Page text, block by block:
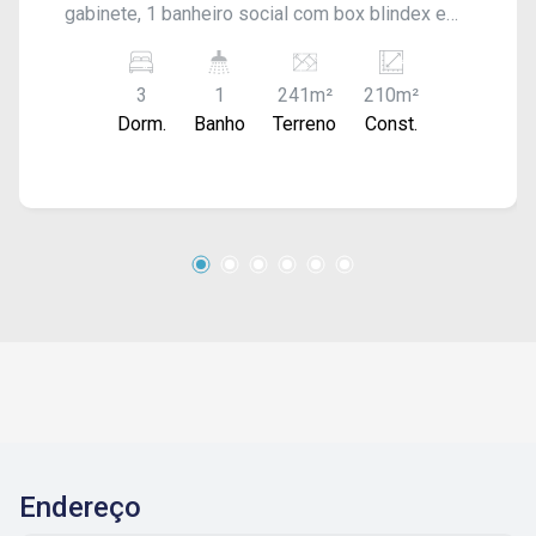
gabinete, 1 banheiro social com box blindex e
com piso, garagem coberta para 1 carro e
entrada para mais 1. Acabamento: laje, piso frio,
cozinha e banheiro azulejados.
3
Dorm.
1
Banho
241m²
Terreno
210m²
Const.
Endereço